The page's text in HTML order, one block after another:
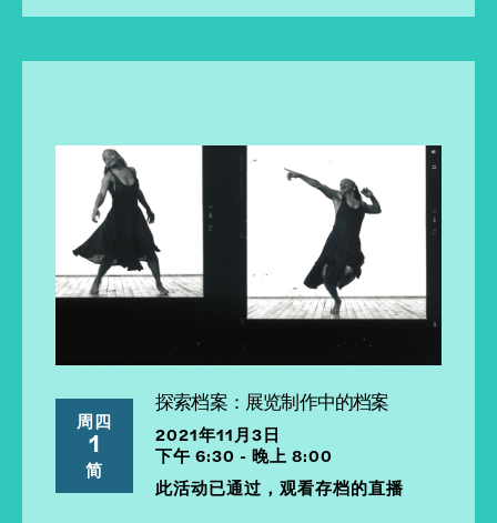
周四
1
简
探索档案：展览制作中的档案
2021年11月3日
下午 6:30 - 晚上 8:00
此活动已通过，观看存档的直播